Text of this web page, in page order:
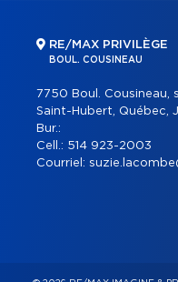
RE/MAX PRIVILÈGE
BOUL. COUSINEAU
7750 Boul. Cousineau,
Saint-Hubert, Québec,
Bur.:
Cell.: 514 923-2003
Courriel: